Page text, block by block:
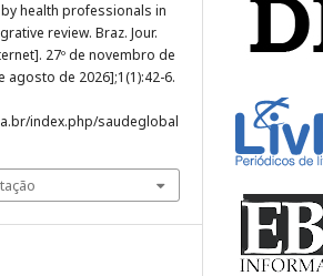
health professionals in
review. Braz. Jour.
27º de novembro de
agosto de 2026];1(1):42-6.
index.php/saudeglobal